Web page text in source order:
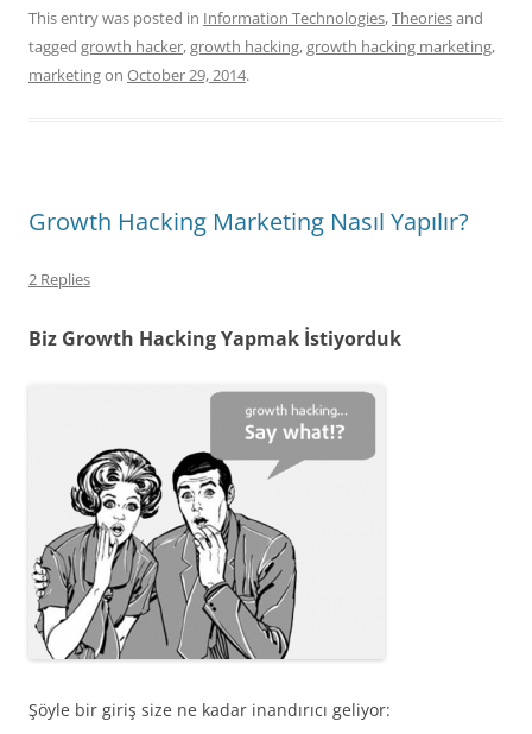
This entry was posted in Information Technologies,Theoriesand
tagged growth hacker,growth hacking,growth hacking marketing,
marketingon October 29, 2014.
Growth Hacking Marketing Nasıl Yapılır?
2 Replies
Biz Growth Hacking Yapmak İstiyorduk
Şöyle bir giriş size ne kadar inandırıcı geliyor: